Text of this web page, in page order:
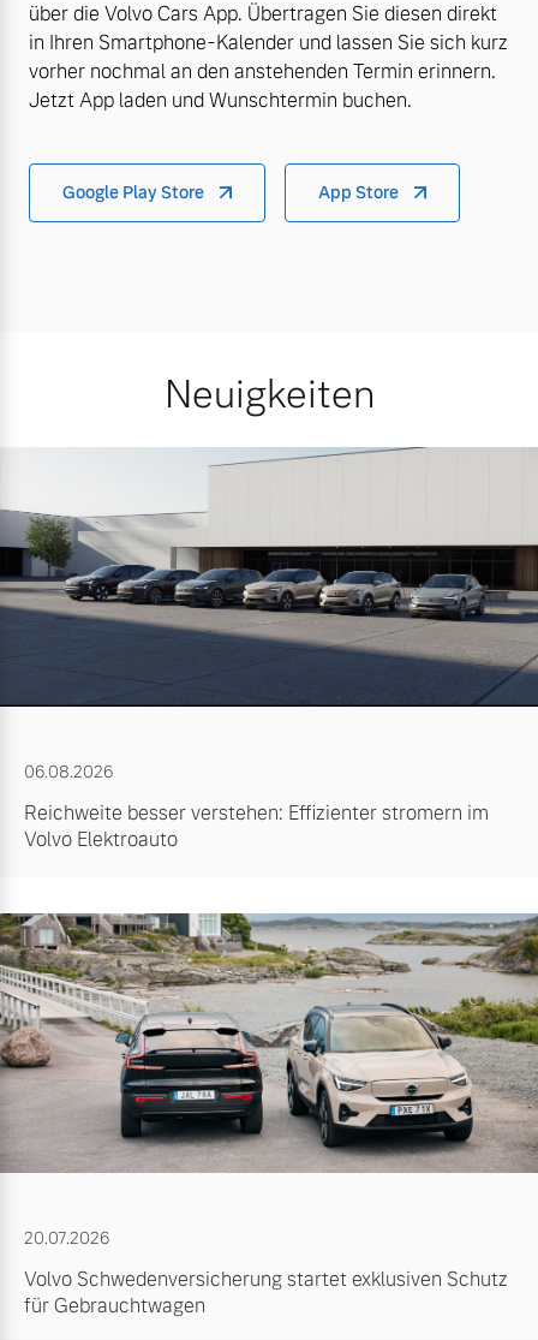
über die Volvo Cars App. Übertragen Sie diesen direkt
in Ihren Smartphone-Kalender und lassen Sie sich kurz
vorher nochmal an den anstehenden Termin erinnern.
Jetzt App laden und Wunschtermin buchen.
Google Play Store App Store
Neuigkeiten
06.08.2026
Reichweite besser verstehen: Effizienter stromern im
Volvo Elektroauto
20.07.2026
Volvo Schwedenversicherung startet exklusiven Schutz
für Gebrauchtwagen